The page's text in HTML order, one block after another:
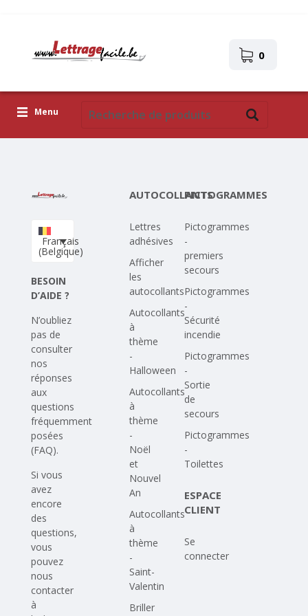
0
Menu
Téléchargez votre propre conception
Corona Covid-19
Français
(Belgique)
BESOIN
D’AIDE ?
N’oubliez
pas de
consulter
nos
réponses
aux
questions
fréquemment
posées
(FAQ).
Si vous
avez
encore
des
questions,
vous
pouvez
nous
contacter
à
AUTOCOLLANTS
Lettres
adhésives
Afficher
les
autocollants
Autocollants
à
thème
-
Halloween
Autocollants
à
thème
-
Noël
et
Nouvel
An
Autocollants
à
thème
-
Saint-
Valentin
Briller
PICTOGRAMMES
Pictogrammes
-
premiers
secours
Pictogrammes
-
Sécurité
incendie
Pictogrammes
-
Sortie
de
secours
Pictogrammes
-
Toilettes
ESPACE
CLIENT
Se
connecter